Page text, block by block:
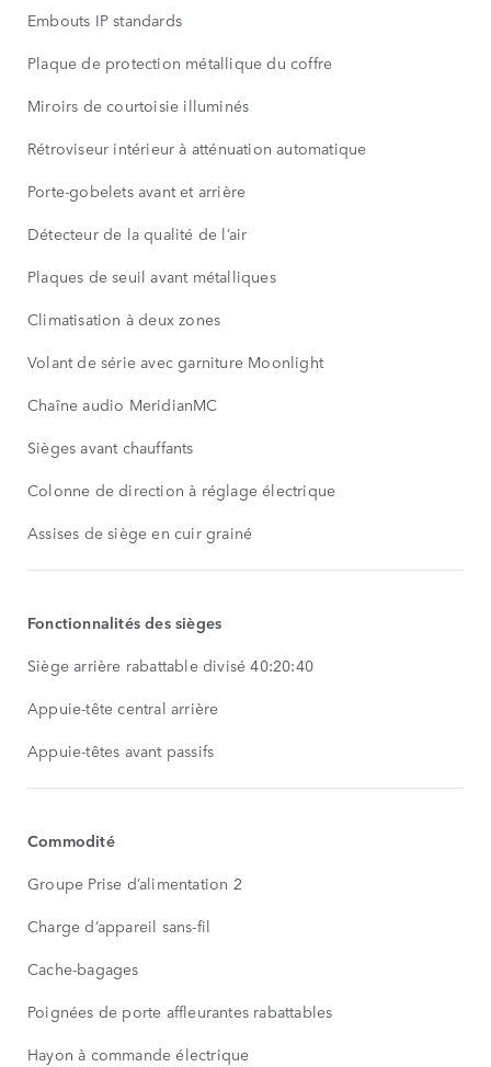
Embouts IP standards
Plaque de protection métallique du coffre
Miroirs de courtoisie illuminés
Rétroviseur intérieur à atténuation automatique
Porte-gobelets avant et arrière
Détecteur de la qualité de l’air
Plaques de seuil avant métalliques
Climatisation à deux zones
Volant de série avec garniture Moonlight
Chaîne audio MeridianMC
Sièges avant chauffants
Colonne de direction à réglage électrique
Assises de siège en cuir grainé
Fonctionnalités des sièges
Siège arrière rabattable divisé 40:20:40
Appuie-tête central arrière
Appuie-têtes avant passifs
Commodité
Groupe Prise d’alimentation 2
Charge d’appareil sans-fil
Cache-bagages
Poignées de porte affleurantes rabattables
Hayon à commande électrique